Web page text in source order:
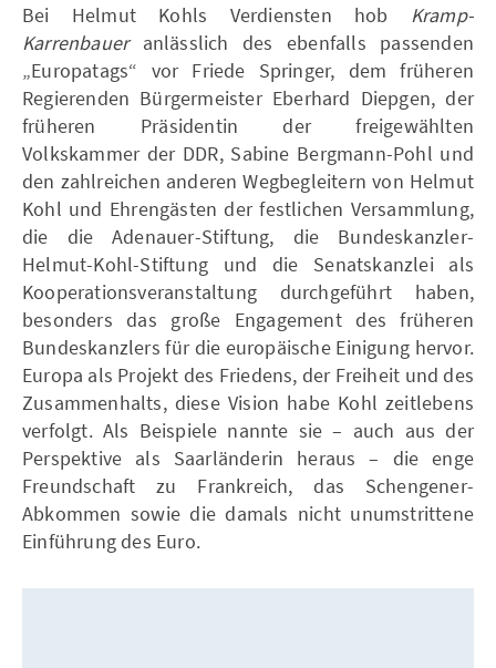
Bei Helmut Kohls Verdiensten hob Kramp-
Karrenbaueranlässlich des ebenfalls passenden
„Europatags“ vor Friede Springer, dem früheren
Regierenden Bürgermeister Eberhard Diepgen, der
früheren Präsidentin der freigewählten
Volkskammer der DDR, Sabine Bergmann-Pohl und
den zahlreichen anderen Wegbegleitern von Helmut
Kohl und Ehrengästen der festlichen Versammlung,
die die Adenauer-Stiftung, die Bundeskanzler-
Helmut-Kohl-Stiftung und die Senatskanzlei als
Kooperationsveranstaltung durchgeführt haben,
besonders das große Engagement des früheren
Bundeskanzlers für die europäische Einigung hervor.
Europa als Projekt des Friedens, der Freiheit und des
Zusammenhalts, diese Vision habe Kohl zeitlebens
verfolgt. Als Beispiele nannte sie – auch aus der
Perspektive als Saarländerin heraus – die enge
Freundschaft zu Frankreich, das Schengener-
Abkommen sowie die damals nicht unumstrittene
Einführung des Euro.